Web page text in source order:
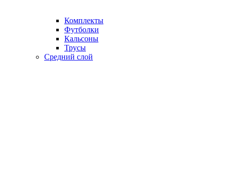
Комплекты
Футболки
Кальсоны
Трусы
Средний слой